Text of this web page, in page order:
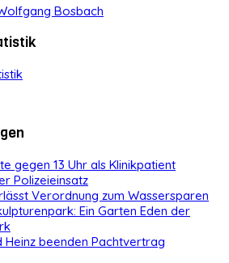
gegen 13 Uhr als Klinikpatient
Polizeieinsatz
Verordnung zum Wassersparen
Ein Garten Eden der
Heinz beenden Pachtvertrag